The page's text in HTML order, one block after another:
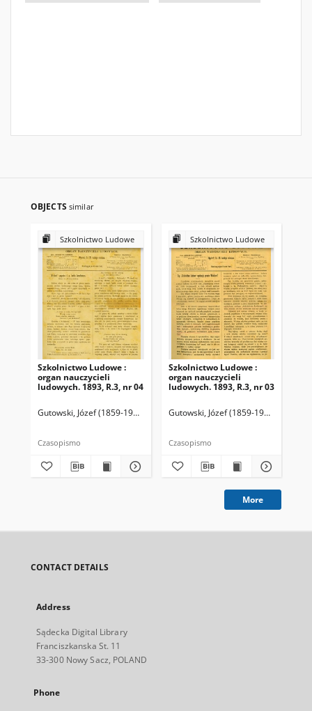
OBJECTS similar
Szkolnictwo Ludowe
Szkolnictwo Ludowe :
organ nauczycieli
ludowych. 1893, R.3, nr 04
Gutowski, Józef (1859-1916). Redaktor
Czasopismo
Szkolnictwo Ludowe
Szkolnictwo Ludowe :
organ nauczycieli
ludowych. 1893, R.3, nr 03
Gutowski, Józef (1859-1916).
Czasopismo
More
CONTACT DETAILS
Address
Sądecka Digital Library
Franciszkanska St. 11
33-300 Nowy Sacz, POLAND
Phone